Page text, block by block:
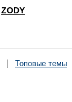
ZODY
Топовые темы